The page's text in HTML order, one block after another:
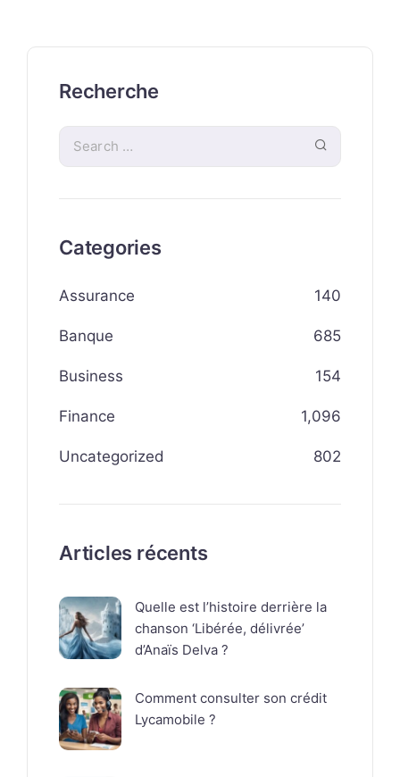
Recherche
Categories
Assurance 140
Banque 685
Business 154
Finance 1,096
Uncategorized 802
Articles récents
Quelle est l’histoire derrière la
chanson ‘Libérée, délivrée’
d’Anaïs Delva ?
Comment consulter son crédit
Lycamobile ?